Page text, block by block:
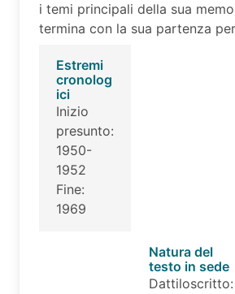
i temi principali della sua
termina con la sua partenza
Estremi
cronolog
ici
Inizio
presunto:
1950-
1952
Fine:
1969
Natura del
testo in sede
Dattiloscritto: